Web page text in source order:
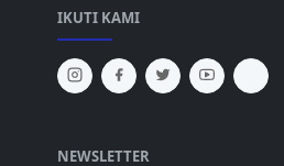
IKUTI KAMI
NEWSLETTER